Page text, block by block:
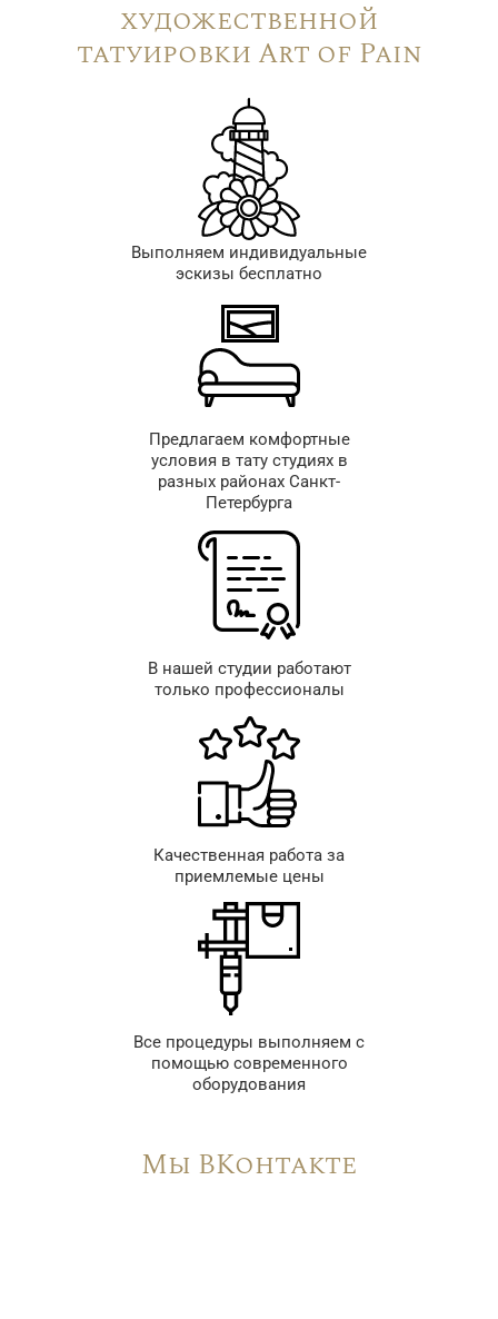
художественной
татуировки Art of Pain
Выполняем индивидуальные
эскизы бесплатно
Предлагаем комфортные
условия в тату студиях в
разных районах Санкт-
Петербурга
В нашей студии работают
только профессионалы
Качественная работа за
приемлемые цены
Все процедуры выполняем с
помощью современного
оборудования
Мы ВКонтакте